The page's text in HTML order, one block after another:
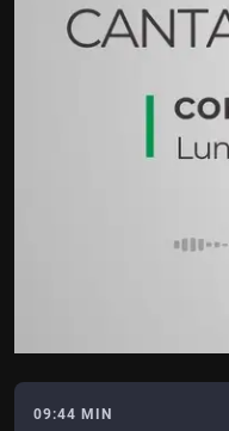
09:44 MIN